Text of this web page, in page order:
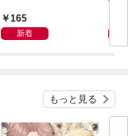
165
新着
もっと見る